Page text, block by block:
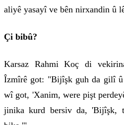
aliyê yasayî ve bên nirxandin û
Çi bibû?
Karsaz Rahmi Koç di
Îzmîrê got: "Bijîşk guh da gilî û
wî got, 'Xanim, were pişt
jinika kurd bersiv da, 'Bijîşk,